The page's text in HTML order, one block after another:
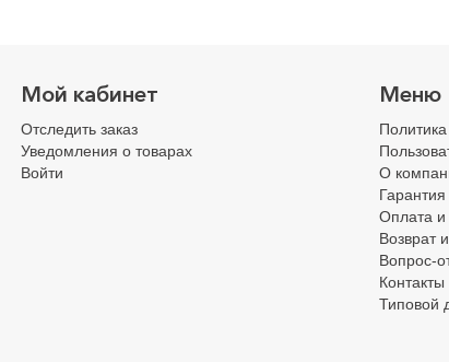
Мой кабинет
Отследить заказ
Уведомления о товарах
Войти
Меню
О
Гарантия
Оплата и
Возврат
Вопрос-
Контакты
Типовой